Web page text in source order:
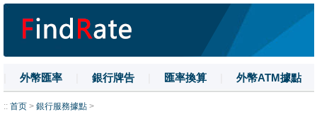
外幣匯率 銀行牌告 匯率換算 外幣ATM據點
| 名詞解釋 | 換匯技巧
:: 首页 > 銀行服務據點 >